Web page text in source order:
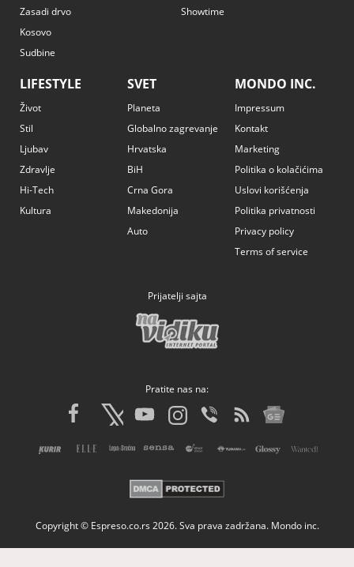
Zasadi drvo
Kosovo
Sudbine
Showtime
LIFESTYLE
Život
Stil
Ljubav
Zdravlje
Hi-Tech
Kultura
SVET
Planeta
Globalno zagrevanje
Hrvatska
BiH
Crna Gora
Makedonija
Auto
MONDO INC.
Impressum
Kontakt
Marketing
Politika o kolačićima
Uslovi korišćenja
Politika privatnosti
Privacy policy
Terms of service
Prijatelji sajta
Pratite nas na:
Copyright © Espreso.co.rs 2026. Sva prava zadržana. Mondo inc.